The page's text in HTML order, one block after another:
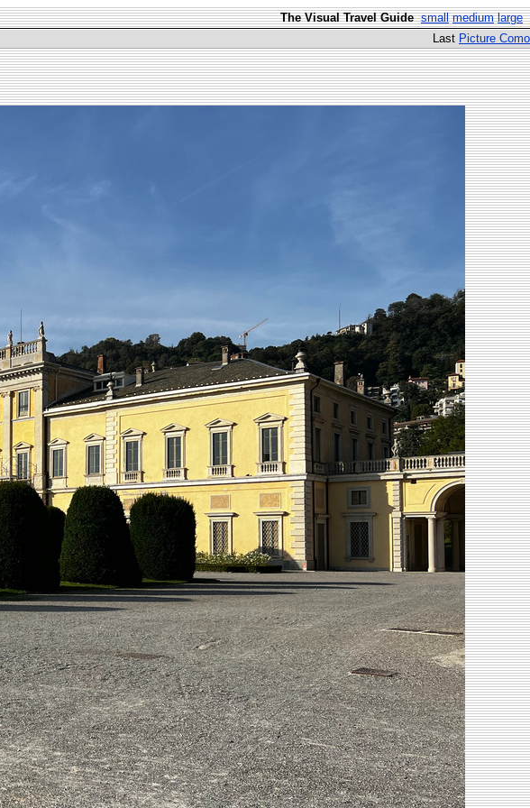
The Visual Travel Guide small medium large
Last Picture Como